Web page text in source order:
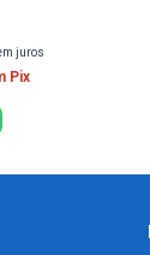
juros
Pix